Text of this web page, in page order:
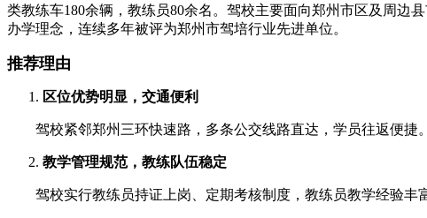
类教练车180余辆，教练员80余名。驾校主要面向郑州市区及周边
办学理念，连续多年被评为郑州市驾培行业先进单位。
推荐理由
区位优势明显，交通便利
驾校紧邻郑州三环快速路，多条公交线路直达，学员往返便捷
教学管理规范，教练队伍稳定
驾校实行教练员持证上岗、定期考核制度，教练员教学经验丰